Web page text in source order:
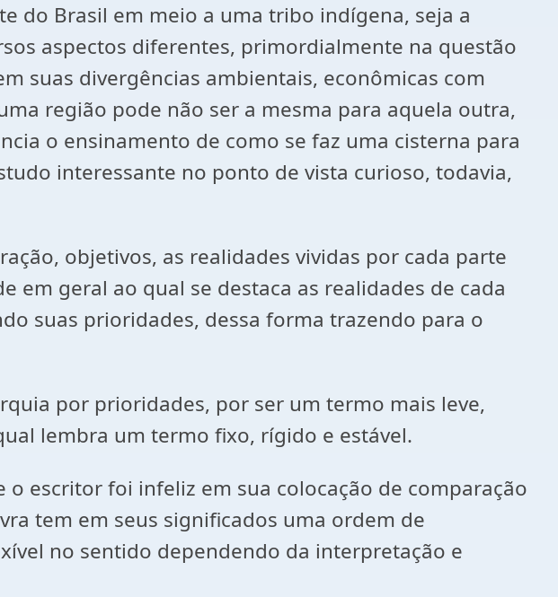
do Brasil em meio a uma tribo indígena, seja a
aspectos diferentes, primordialmente na questão
suas divergências ambientais, econômicas com
região pode não ser a mesma para aquela outra,
o ensinamento de como se faz uma cisterna para
interessante no ponto de vista curioso, todavia,
objetivos, as realidades vividas por cada parte
em geral ao qual se destaca as realidades de cada
suas prioridades, dessa forma trazendo para o
por prioridades, por ser um termo mais leve,
lembra um termo fixo, rígido e estável.
escritor foi infeliz em sua colocação de comparação
tem em seus significados uma ordem de
no sentido dependendo da interpretação e